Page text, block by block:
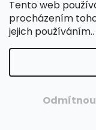
Tento web
procházením
jejich
Kontakt
info@
+420 733 549